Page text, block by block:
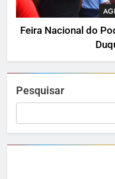
Feira Nacional do
Pesquisar